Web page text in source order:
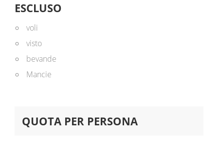
ESCLUSO
voli
visto
bevande
Mancie
QUOTA PER PERSONA